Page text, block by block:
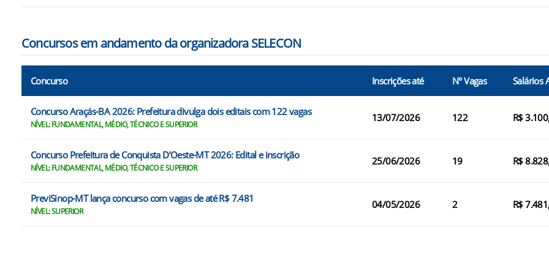
Concursos em andamento da organizadora SELECON
Concurso Inscrições até N° Vagas Salários
Concurso Araçás-BA 2026: Prefeitura divulga dois editais com 122 vagas
NÍVEL: FUNDAMENTAL, MÉDIO, TÉCNICO E SUPERIOR
13/07/2026 122 R$
Concurso Prefeitura de Conquista D’Oeste-MT 2026: Edital e inscrição
NÍVEL: FUNDAMENTAL, MÉDIO, TÉCNICO E SUPERIOR
25/06/2026 19 R$
PreviSinop-MT lança concurso com vagas de até R$ 7.481
NÍVEL: SUPERIOR
04/05/2026 2 R$